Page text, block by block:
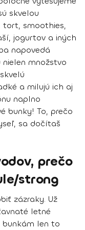
skvelou
tort, smoothies,
jogurtov a iných
napovedá
množstvo
a milujú ich aj
naplno
bunky! To, prečo
sa dočítaš
prečo
strong
zázraky. Už
letné
bunkám len to